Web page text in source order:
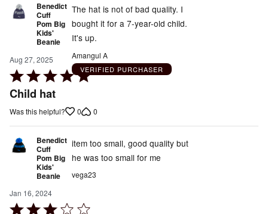
Benedict
Cuff
Pom Big
Kids'
Beanie
Aug 27, 2025
Rated
5
of
Child hat
The hat is not of bad quality. I
bought it for a 7-year-old child.
It's up.
Amangul A
VERIFIED PURCHASER
Was this helpful? 0 0
Benedict
Cuff
Pom Big
Kids'
Beanie
Jan 16, 2024
Rated
item too small, good quality but
he was too small for me
vega23